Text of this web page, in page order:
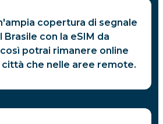
copertura di segnale
Brasile con la eSIM da
potrai rimanere online
città che nelle aree remote.